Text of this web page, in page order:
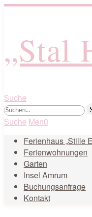
„Stal
Suche
Suche Menü
Ferienhaus „Stille
Ferienwohnungen
Garten
Insel Amrum
Buchungsanfrage
Kontakt